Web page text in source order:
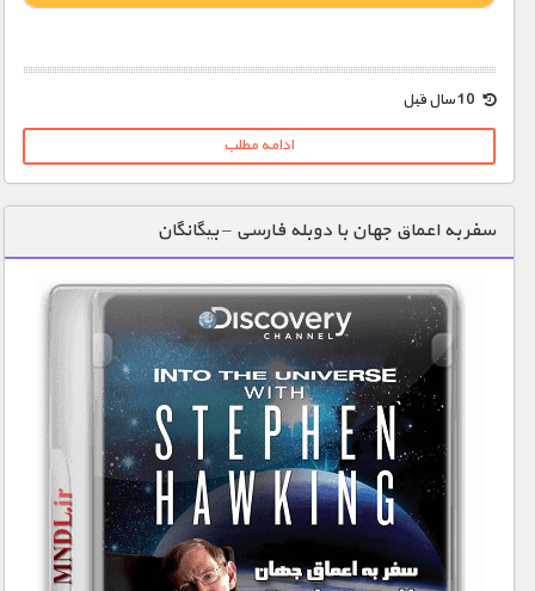
1900 تومان – خريد لينک دانلود (افزودن به سبد خريد)
ادامه مطلب
سفر به اعماق جهان با دوبله فارسی – بیگانگان